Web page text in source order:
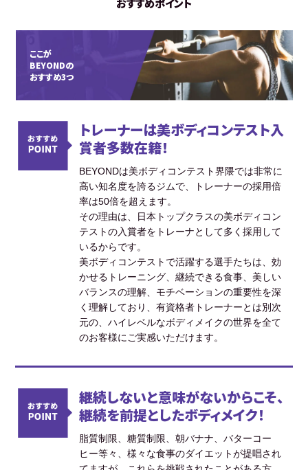
おすすめポイント
ここが
BEYONDの
おすすめ3つ
トレーナーは美ボディコンテスト入
賞者多数在籍！
BEYONDは美ボディコンテスト界隈では非常に
高い知名度を誇るジムで、トレーナーの採用倍
率は50倍を超えます。
その理由は、日本トップクラスの美ボディコン
テストの入賞者をトレーナとして多く採用して
いるからです。
美ボディコンテストで活躍する選手たちは、効
かせるトレーニング、継続できる食事、美しい
バランスの理解、モチベーションの重要性を深
く理解しており、有資格者トレーナーとは別次
元の、ハイレベルなボディメイクの世界を全て
のお客様にご実感いただけます。
継続しないと意味がないからこそ、
継続を前提としたボディメイク！
脂質制限、糖質制限、朝バナナ、バターコー
ヒー等々、様々な食事のダイエットが提唱され